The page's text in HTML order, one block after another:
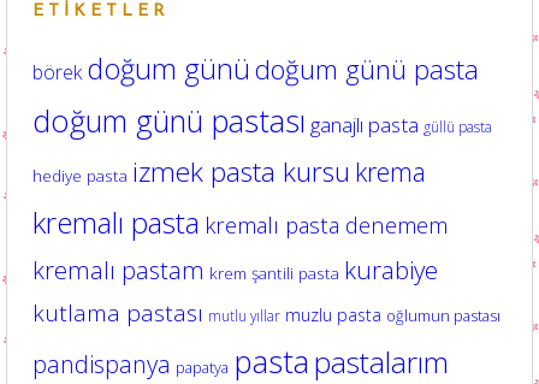
ETIKETLER
börek doğum günüdoğum günü pasta
doğum günü pastası ganajlı pasta güllü pasta
hediye pasta izmek pasta kursu krema
kremalı pasta kremalı pasta denemem
kremalı pastam krem şantili pasta kurabiye
kutlama pastası mutlu yıllar muzlu pasta oğlumun pastası
pandispanya papatya pasta pastalarım